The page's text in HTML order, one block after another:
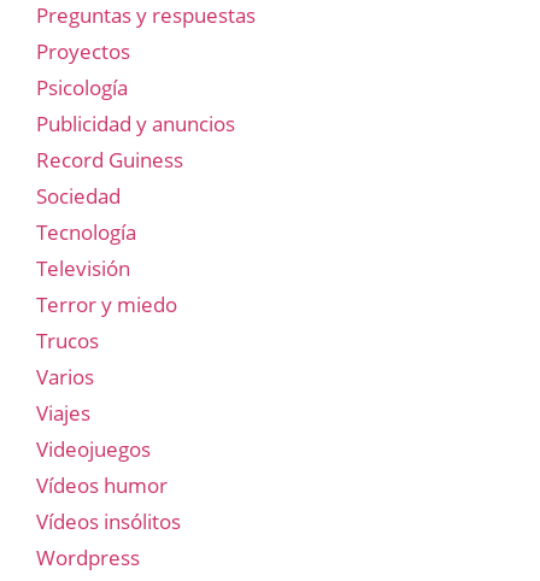
Preguntas y respuestas
Proyectos
Psicología
Publicidad y anuncios
Record Guiness
Sociedad
Tecnología
Televisión
Terror y miedo
Trucos
Varios
Viajes
Videojuegos
Vídeos humor
Vídeos insólitos
Wordpress